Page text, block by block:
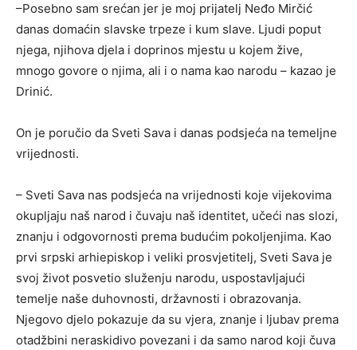
–Posebno sam srećan jer je moj prijatelj Neđo Mirčić
danas domaćin slavske trpeze i kum slave. Ljudi poput
njega, njihova djela i doprinos mjestu u kojem žive,
mnogo govore o njima, ali i o nama kao narodu – kazao je
Drinić.
On je poručio da Sveti Sava i danas podsjeća na temeljne
vrijednosti.
– Sveti Sava nas podsjeća na vrijednosti koje vijekovima
okupljaju naš narod i čuvaju naš identitet, učeći nas slozi,
znanju i odgovornosti prema budućim pokoljenjima. Kao
prvi srpski arhiepiskop i veliki prosvjetitelj, Sveti Sava je
svoj život posvetio služenju narodu, uspostavljajući
temelje naše duhovnosti, državnosti i obrazovanja.
Njegovo djelo pokazuje da su vjera, znanje i ljubav prema
otadžbini neraskidivo povezani i da samo narod koji čuva